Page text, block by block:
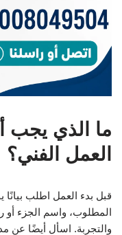
ما الذي يجب
العمل الفني؟
قبل بدء العمل اطلب بيانًا
المطلوب، واسم الجزء أو
والتجربة. اسأل أيضًا عن